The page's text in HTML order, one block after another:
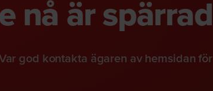
nå är spärrad
god kontakta ägaren av hemsidan för